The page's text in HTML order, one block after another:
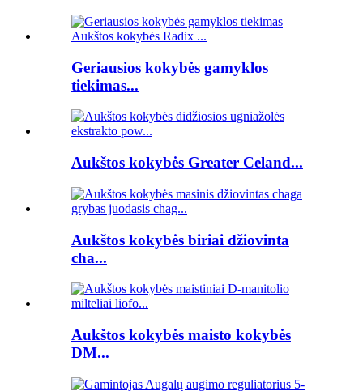
Geriausios kokybės gamyklos
tiekimas...
Aukštos kokybės Greater Celand...
Aukštos kokybės biriai džiovinta
cha...
Aukštos kokybės maisto kokybės
DM...